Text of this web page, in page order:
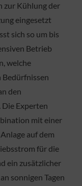
zur Kühlung der
eingesetzt
sich so um bis
Betrieb
welche
Bedürfnissen
den
Experten
mit einer
auf dem
für die
ein zusätzlicher
sonnigen Tagen